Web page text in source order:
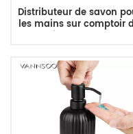
Distributeur de savon
les mains sur comptoir
toilettes 300 ml